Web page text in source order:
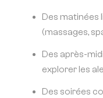
Des matinées
(massages,
Des après-
explorer les
Des soirées